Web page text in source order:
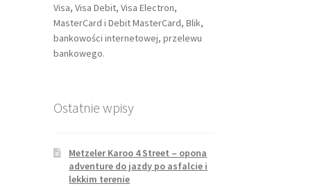
Visa, Visa Debit, Visa Electron,
MasterCard i Debit MasterCard, Blik,
bankowości internetowej, przelewu
bankowego.
Ostatnie wpisy
Metzeler Karoo 4 Street – opona
adventure do jazdy po asfalcie i
lekkim terenie